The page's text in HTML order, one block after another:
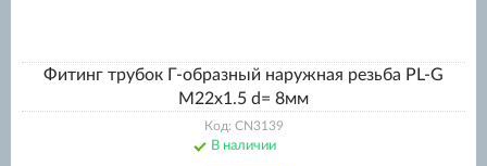
Фитинг трубок Г-образный наружная резьба PL-G
M22x1.5 d= 8мм
Код: CN3139
В наличии